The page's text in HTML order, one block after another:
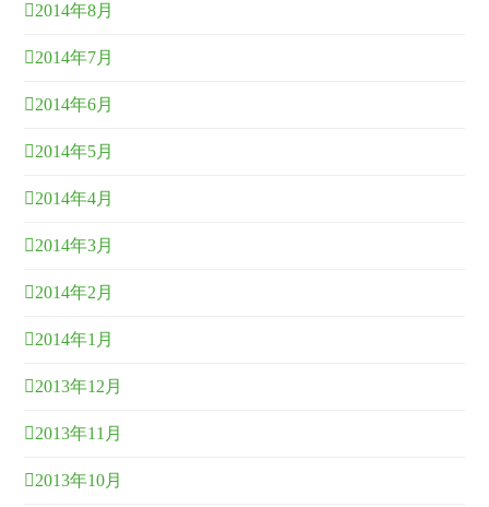
2014年8月
2014年7月
2014年6月
2014年5月
2014年4月
2014年3月
2014年2月
2014年1月
2013年12月
2013年11月
2013年10月